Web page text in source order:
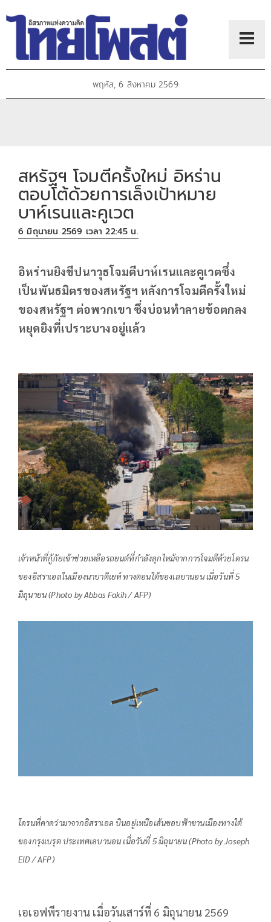
พฤหัส, 6 สิงหาคม 2569
สหรัฐฯ โจมตีครั้งใหม่ อิหร่าน
ตอบโต้ด้วยการเล็งเป้าหมาย
บาห์เรนและคูเวต
6 มิถุนายน 2569 เวลา 22:45 น.
อิหร่านยิงขีปนาวุธโจมตีบาห์เรนและคูเวตซึ่ง
เป็นพันธมิตรของสหรัฐฯ หลังการโจมตีครั้งใหม่
ของสหรัฐฯ ต่อพวกเขา ซึ่งบ่อนทำลายข้อตกลง
หยุดยิงที่เปราะบางอยู่แล้ว
เจ้าหน้าที่กู้ภัยเข้าช่วยเหลือรถยนต์ที่กำลังลุกไหม้จากการโจมตีด้วยโดรน
ของอิสราเอลในเมืองนาบาติเยห์ ทางตอนใต้ของเลบานอน เมื่อวันที่ 5
มิถุนายน (Photo by Abbas Fakih / AFP)
โดรนที่คาดว่ามาจากอิสราเอล บินอยู่เหนือเส้นขอบฟ้าชานเมืองทางใต้
ของกรุงเบรุต ประเทศเลบานอน เมื่อวันที่ 5 มิถุนายน (Photo by Joseph
EID / AFP)
เอเอฟพีรายงาน เมื่อวันเสาร์ที่ 6 มิถุนายน 2569